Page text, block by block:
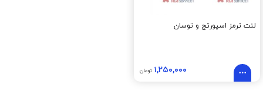
لنت ترمز اسپورتج و توسان
۱,۲۵۰,۰۰۰ تومان